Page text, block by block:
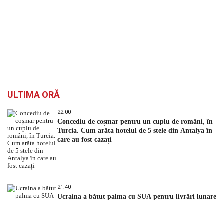
ULTIMA ORĂ
22:00
Concediu de coșmar pentru un cuplu de români, în
Turcia. Cum arăta hotelul de 5 stele din Antalya în
care au fost cazați
21:40
Ucraina a bătut palma cu SUA pentru livrări lunare